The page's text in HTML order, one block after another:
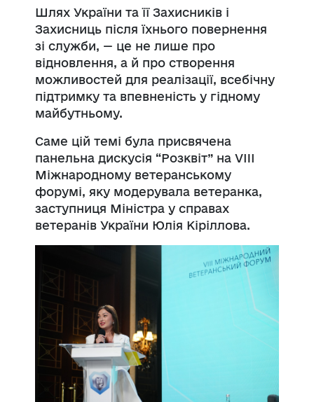
Шлях України та її Захисників і
Захисниць після їхнього повернення
зі служби, — це не лише про
відновлення, а й про створення
можливостей для реалізації, всебічну
підтримку та впевненість у гідному
майбутньому.
Саме цій темі була присвячена
панельна дискусія “Розквіт” на VIII
Міжнародному ветеранському
форумі, яку модерувала ветеранка,
заступниця Міністра у справах
ветеранів України Юлія Кіріллова.